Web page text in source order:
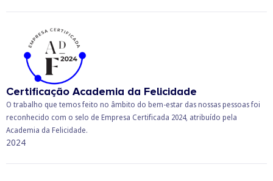
Certificação Academia da Felicidade
O trabalho que temos feito no âmbito do bem-estar das nossas pessoas foi
reconhecido com o selo de Empresa Certificada 2024, atribuído pela
Academia da Felicidade.
2024